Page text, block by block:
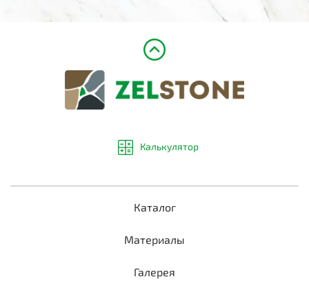
Каталог
Материалы
Галерея
Калькулятор